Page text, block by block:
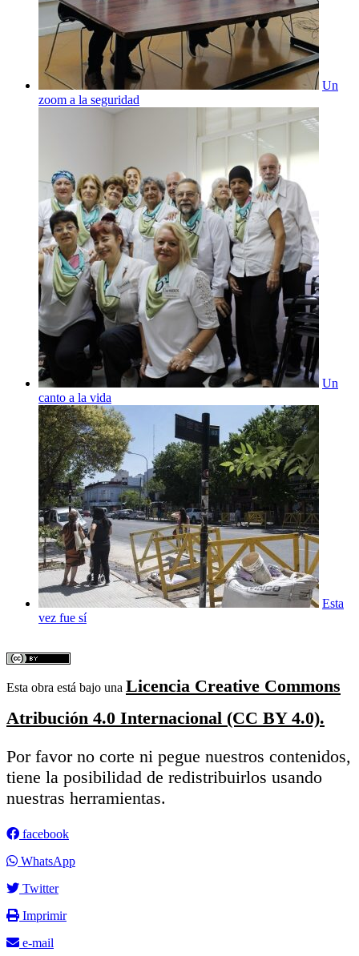
Un
zoom a la seguridad
Un
canto a la vida
Esta
vez fue sí
Esta obra está bajo una Licencia Creative Commons
Atribución 4.0 Internacional (CC BY 4.0).
Por favor no corte ni pegue nuestros contenidos,
tiene la posibilidad de redistribuirlos usando
nuestras herramientas.
facebook
WhatsApp
Twitter
Imprimir
e-mail